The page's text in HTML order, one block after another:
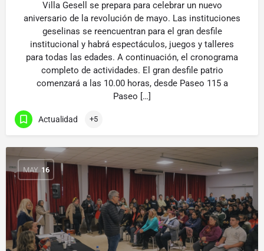
Villa Gesell se prepara para celebrar un nuevo
aniversario de la revolución de mayo. Las instituciones
geselinas se reencuentran para el gran desfile
institucional y habrá espectáculos, juegos y talleres
para todas las edades. A continuación, el cronograma
completo de actividades. El gran desfile patrio
comenzará a las 10.00 horas, desde Paseo 115 a
Paseo […]
Actualidad +5
MAY 16